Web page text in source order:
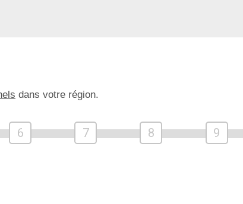
dans votre région.
6 7 8 9